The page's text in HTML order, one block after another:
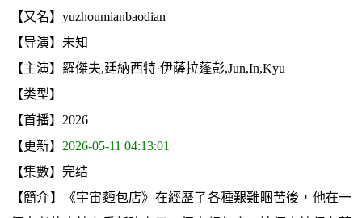
【又名】yuzhoumianbaodian
【导演】未知
【主演】羅傑夫,廷納西特·伊薩拉蓬彭,Jun,In,Kyu
【类型】
【首播】2026
【更新】 2026-05-11 04:13:01
【集數】完结
【簡介】《宇宙麪包店》在經歷了各種艱難睏苦後，他在一